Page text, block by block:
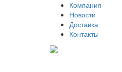
Компания
Новости
Доставка
Контакты